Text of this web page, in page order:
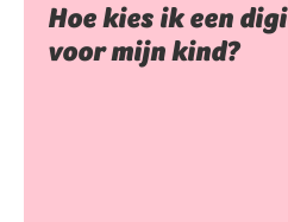
Hoe kies ik een
voor mijn kind?